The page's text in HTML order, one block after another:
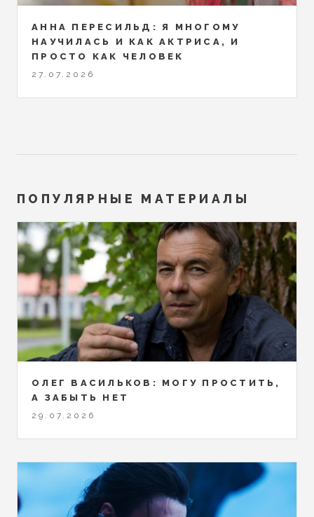
АННА ПЕРЕСИЛЬД: Я МНОГОМУ
НАУЧИЛАСЬ И КАК АКТРИСА, И
ПРОСТО КАК ЧЕЛОВЕК
27.07.2026
ПОПУЛЯРНЫЕ МАТЕРИАЛЫ
ОЛЕГ ВАСИЛЬКОВ: МОГУ ПРОСТИТЬ,
А ЗАБЫТЬ НЕТ
29.07.2026